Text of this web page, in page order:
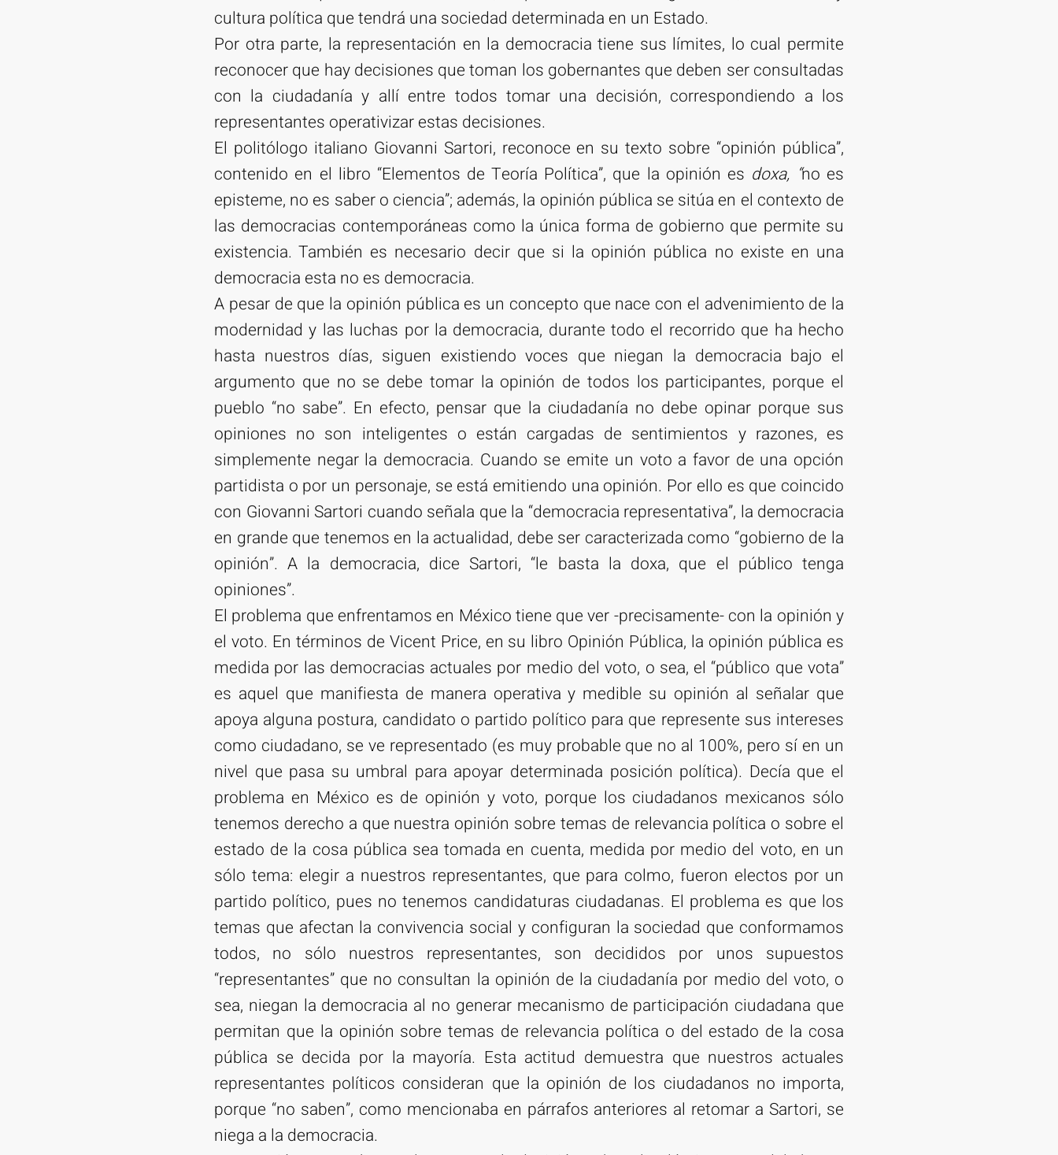
cultura política que tendrá una sociedad determinada en un Estado.
Por otra parte, la representación en la democracia tiene sus límites, lo cual permite
reconocer que hay decisiones que toman los gobernantes que deben ser consultadas
con la ciudadanía y allí entre todos tomar una decisión, correspondiendo a los
representantes operativizar estas decisiones.
El politólogo italiano Giovanni Sartori, reconoce en su texto sobre “opinión pública”,
contenido en el libro “Elementos de Teoría Política”, que la opinión es doxa, “no es
episteme, no es saber o ciencia”; además, la opinión pública se sitúa en el contexto de
las democracias contemporáneas como la única forma de gobierno que permite su
existencia. También es necesario decir que si la opinión pública no existe en una
democracia esta no es democracia.
A pesar de que la opinión pública es un concepto que nace con el advenimiento de la
modernidad y las luchas por la democracia, durante todo el recorrido que ha hecho
hasta nuestros días, siguen existiendo voces que niegan la democracia bajo el
argumento que no se debe tomar la opinión de todos los participantes, porque el
pueblo “no sabe”. En efecto, pensar que la ciudadanía no debe opinar porque sus
opiniones no son inteligentes o están cargadas de sentimientos y razones, es
simplemente negar la democracia. Cuando se emite un voto a favor de una opción
partidista o por un personaje, se está emitiendo una opinión. Por ello es que coincido
con Giovanni Sartori cuando señala que la “democracia representativa”, la democracia
en grande que tenemos en la actualidad, debe ser caracterizada como “gobierno de la
opinión”. A la democracia, dice Sartori, “le basta la doxa, que el público tenga
opiniones”.
El problema que enfrentamos en México tiene que ver -precisamente- con la opinión y
el voto. En términos de Vicent Price, en su libro Opinión Pública, la opinión pública es
medida por las democracias actuales por medio del voto, o sea, el “público que vota”
es aquel que manifiesta de manera operativa y medible su opinión al señalar que
apoya alguna postura, candidato o partido político para que represente sus intereses
como ciudadano, se ve representado (es muy probable que no al 100%, pero sí en un
nivel que pasa su umbral para apoyar determinada posición política). Decía que el
problema en México es de opinión y voto, porque los ciudadanos mexicanos sólo
tenemos derecho a que nuestra opinión sobre temas de relevancia política o sobre el
estado de la cosa pública sea tomada en cuenta, medida por medio del voto, en un
sólo tema: elegir a nuestros representantes, que para colmo, fueron electos por un
partido político, pues no tenemos candidaturas ciudadanas. El problema es que los
temas que afectan la convivencia social y configuran la sociedad que conformamos
todos, no sólo nuestros representantes, son decididos por unos supuestos
“representantes” que no consultan la opinión de la ciudadanía por medio del voto, o
sea, niegan la democracia al no generar mecanismo de participación ciudadana que
permitan que la opinión sobre temas de relevancia política o del estado de la cosa
pública se decida por la mayoría. Esta actitud demuestra que nuestros actuales
representantes políticos consideran que la opinión de los ciudadanos no importa,
porque “no saben”, como mencionaba en párrafos anteriores al retomar a Sartori, se
niega a la democracia.